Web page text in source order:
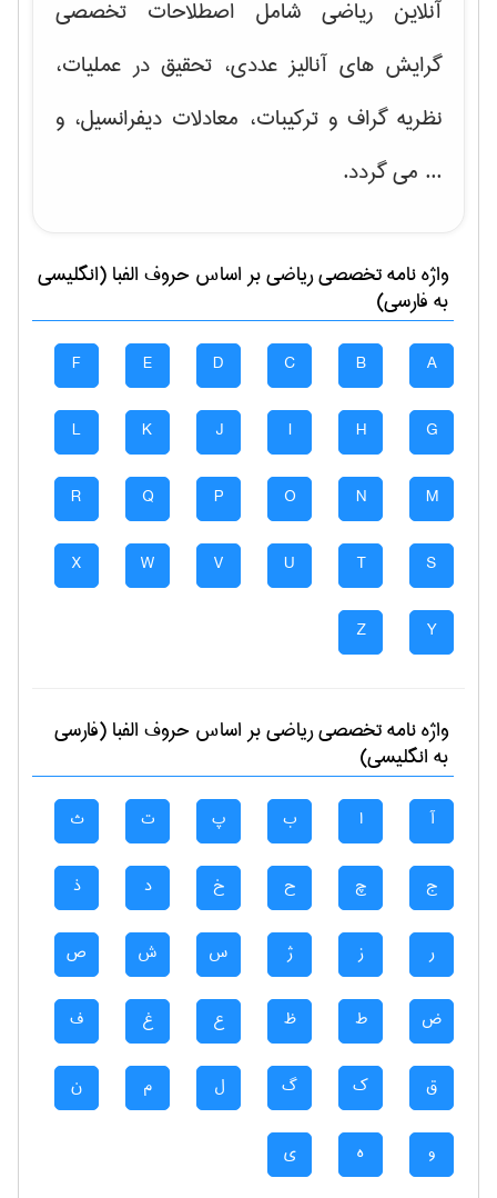
آنلاین ریاضی شامل اصطلاحات تخصصی
گرایش های آنالیز عددی، تحقیق در عملیات،
نظریه گراف و تركیبات، معادلات دیفرانسیل، و
... می گردد.
واژه نامه تخصصیرياضیبر اساس حروف الفبا (انگلیسی
به فارسی)
A
B
C
D
E
F
G
H
I
J
K
L
M
N
O
P
Q
R
S
T
U
V
W
X
Y
Z
واژه نامه تخصصیرياضیبر اساس حروف الفبا (فارسی
به انگلیسی)
آ ا ب پ ت ث
ج چ ح خ د ذ
ر ز ژ س ش ص
ض ط ظ ع غ ف
ق ک گ ل م ن
و ه ی